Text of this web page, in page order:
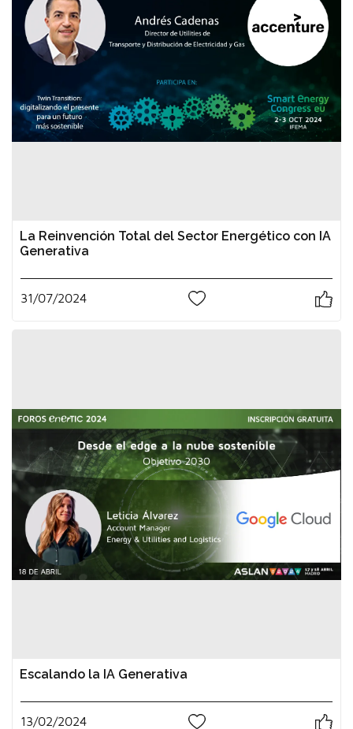
La Reinvención Total del Sector Energético con IA
Generativa
31/07/2024
Escalando la IA Generativa
13/02/2024